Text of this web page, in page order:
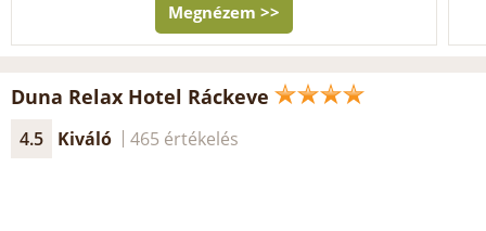
Megnézem >>
Duna Relax Hotel Ráckeve
4.5 Kiváló 465 értékelés